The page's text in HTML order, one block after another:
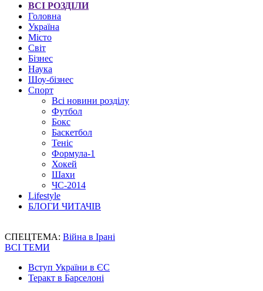
ВСІ РОЗДІЛИ
Головна
Україна
Місто
Світ
Бізнес
Наука
Шоу-бізнес
Спорт
Всі новини розділу
Футбол
Бокс
Баскетбол
Теніс
Формула-1
Хокей
Шахи
ЧС-2014
Lifestyle
БЛОГИ ЧИТАЧІВ
СПЕЦТЕМА: Війна в Ірані
ВСІ ТЕМИ
Вступ України в ЄС
Теракт в Барселоні